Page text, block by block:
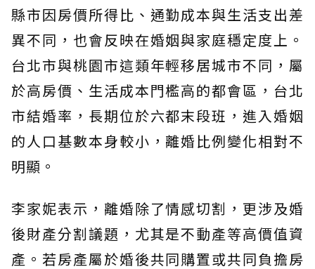
縣市因房價所得比、通勤成本與生活支出差
異不同，也會反映在婚姻與家庭穩定度上。
台北市與桃園市這類年輕移居城市不同，屬
於高房價、生活成本門檻高的都會區，台北
市結婚率，長期位於六都末段班，進入婚姻
的人口基數本身較小，離婚比例變化相對不
明顯。
李家妮表示，離婚除了情感切割，更涉及婚
後財產分割議題，尤其是不動產等高價值資
產。若房產屬於婚後共同購置或共同負擔房